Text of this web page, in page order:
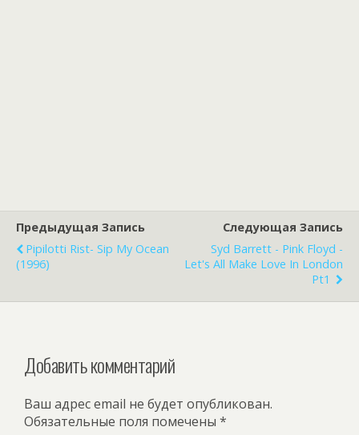
Предыдущая Запись
Pipilotti Rist- Sip My Ocean
(1996)
Следующая Запись
Syd Barrett - Pink Floyd -
Let's All Make Love In London
Pt1
Добавить комментарий
Ваш адрес email не будет опубликован.
Обязательные поля помечены *